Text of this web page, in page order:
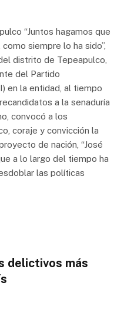
“Juntos hagamos que
siempre lo ha sido”,
distrito de Tepeapulco,
del Partido
en la entidad, al tiempo
a la senaduría
convocó a los
coraje y convicción la
de nación, “José
a lo largo del tiempo ha
las políticas
delictivos más